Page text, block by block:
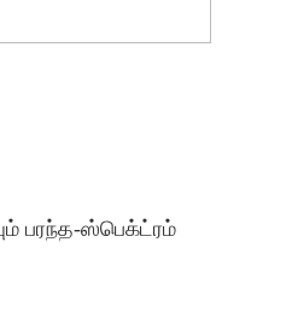
பரந்த-ஸ்பெக்ட்ரம்